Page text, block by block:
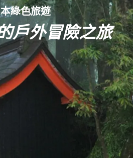
綠色旅遊
戶外冒險之旅